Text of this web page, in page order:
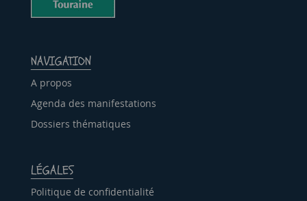
NAVIGATION
A propos
Agenda des manifestations
Dossiers thématiques
LÉGALES
Politique de confidentialité